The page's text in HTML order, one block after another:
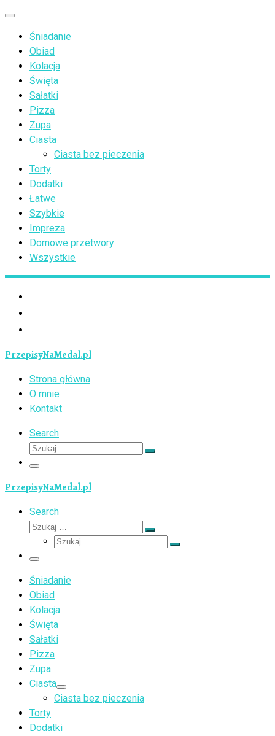
Przejdź
treści
Menu
Śniadanie
Obiad
Kolacja
Święta
Sałatki
Pizza
Zupa
Ciasta
Ciasta bez pieczenia
Torty
Dodatki
Łatwe
Szybkie
Impreza
Domowe przetwory
Wszystkie
PrzepisyNaMedal.pl
Strona główna
O mnie
Kontakt
Search
Szukaj
Szukaj
Menu
PrzepisyNaMedal.pl
Search
Szukaj
Szukaj
Szukaj
Szukaj
Menu
Śniadanie
Obiad
Kolacja
Święta
Sałatki
Pizza
Zupa
Ciasta
Ciasta bez pieczenia
Torty
Dodatki